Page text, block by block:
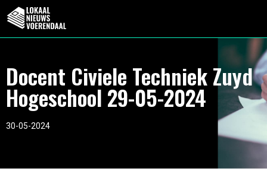
Docent Civiele Techniek Zuyd
Hogeschool 29-05-2024
30-05-2024